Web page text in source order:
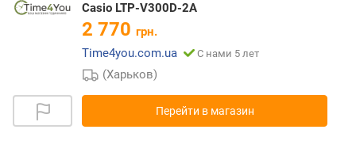
Casio LTP-V300D-2A
2 770 грн.
Time4you.com.ua
С нами 5 лет
(Харьков)
Перейти в магазин